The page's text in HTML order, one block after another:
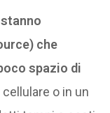
stanno
che
spazio di
o in un